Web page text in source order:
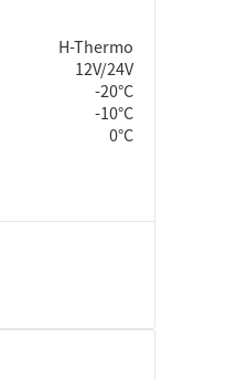
H-Thermo
12V/24V
-20°C
-10°C
0°C